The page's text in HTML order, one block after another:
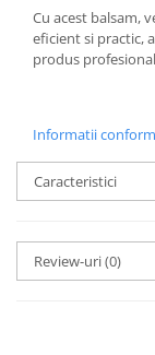
Cu acest balsam,
eficient si practic,
produs
Informatii
Caracteristici
Review-uri(0)